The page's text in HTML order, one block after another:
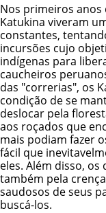
Nos primeiros
Katukina viveram
constantes,
incursões cujo
indígenas para
caucheiros
das "correrias", os
condição de se
deslocar pela
aos roçados que
mais podiam fazer
fácil que
eles. Além disso,
também pela
saudosos de seus
buscá-los.